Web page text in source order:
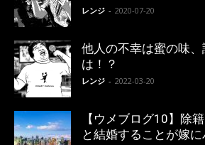
レンジ - 2020-07-20
他人の不幸は蜜の味
は！？
レンジ - 2022-03-20
【ウメブログ10】除
と結婚することが嫁に